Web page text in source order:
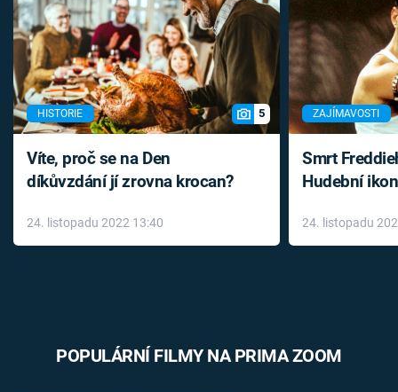
HISTORIE 5
Víte, proč se na Den
díkůvzdání jí zrovna krocan?
24. listopadu 2022 13:40
ZAJÍMAVOSTI
Smrt
Hudební
léky
24. listopadu
POPULÁRNÍ FILMY NA PRIMA ZOOM